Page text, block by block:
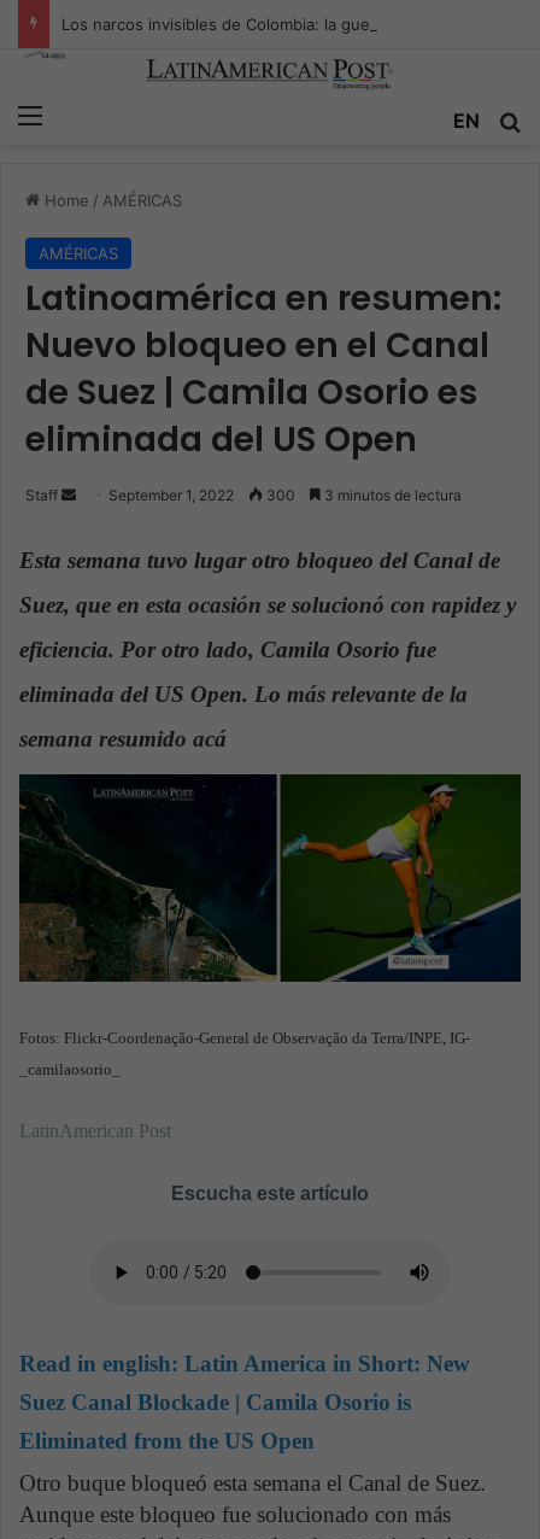
EN
Home / AMÉRICAS
AMÉRICAS
Latinoamérica en resumen:
Nuevo bloqueo en el Canal
de Suez | Camila Osorio es
eliminada del US Open
Staff
n
a
m
September 1, 2022 300 3 minutos de lectura
Esta semana tuvo lugar otro bloqueo del Canal de
Suez, que en esta ocasión se solucionó con rapidez y
eficiencia. Por otro lado, Camila Osorio fue
eliminada del US Open. Lo más relevante de la
semana resumido acá
Fotos: Flickr-Coordenação-General de Observação da Terra/INPE, IG-
_camilaosorio_
LatinAmerican Post
Escucha este artículo
Read in english: Latin America in Short: New
Suez Canal Blockade | Camila Osorio is
Eliminated from the US Open
Otro buque bloqueó esta semana el Canal de Suez.
Aunque este bloqueo fue solucionado con más